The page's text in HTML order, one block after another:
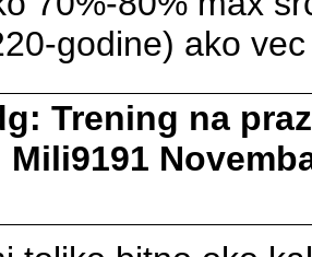
godine) ako
Trening na
Mili9191